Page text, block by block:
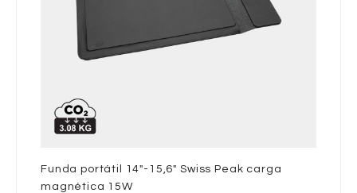
Funda portátil 14″-15,6″ Swiss Peak carga
magnética 15W